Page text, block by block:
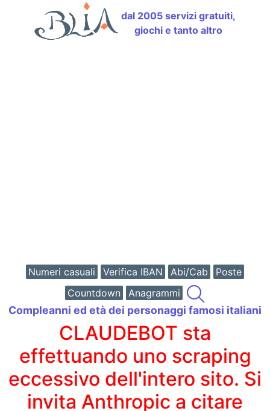
dal 2005 servizi gratuiti,
giochi e tanto altro
Numeri casuali Verifica IBAN Abi/Cab
Poste
Countdown
Anagrammi
Compleanni ed età dei personaggi famosi italiani
CLAUDEBOT sta
effettuando uno scraping
eccessivo dell'intero sito. Si
invita Anthropic a citare